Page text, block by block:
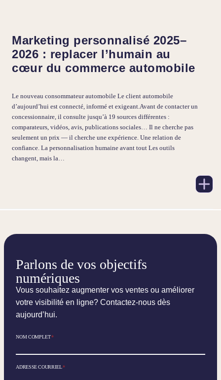
Marketing personnalisé 2025–
2026 : replacer l’humain au
cœur du commerce automobile
Le nouveau consommateur automobile Le client automobile
d’aujourd’hui est connecté, informé et exigeant.Avant de contacter un
concessionnaire, il consulte jusqu’à 19 sources différentes :
comparateurs, vidéos, avis, publications sociales… Il ne cherche pas
seulement un prix — il cherche une expérience. Une relation de
confiance. La personnalisation humaine avant tout Les outils
changent, mais la…
Parlons de vos objectifs
numériques
Vous souhaitez augmenter vos ventes ou améliorer
votre visibilité en ligne? Contactez-nous dès
aujourd’hui.
NOM COMPLET*
ADRESSE COURRIEL*